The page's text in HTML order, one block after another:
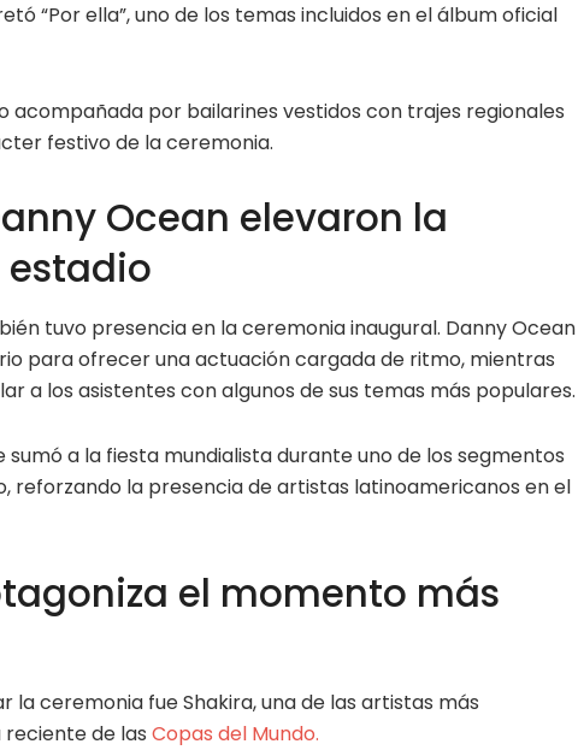
“Por ella”, uno de los temas incluidos en el álbum oficial
acompañada por bailarines vestidos con trajes regionales
festivo de la ceremonia.
Ocean elevaron la
tuvo presencia en la ceremonia inaugural. Danny Ocean
para ofrecer una actuación cargada de ritmo, mientras
a los asistentes con algunos de sus temas más populares.
sumó a la fiesta mundialista durante uno de los segmentos
reforzando la presencia de artistas latinoamericanos en el
el momento más
la ceremonia fue Shakira, una de las artistas más
reciente de las Copas del Mundo.